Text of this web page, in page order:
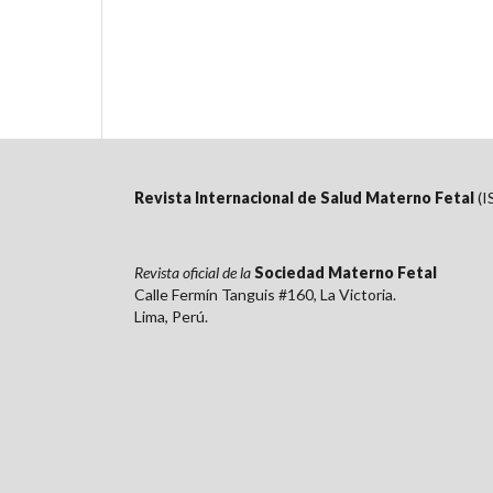
Revista Internacional de Salud Materno Fetal
Revista oficial de laSociedad Materno Fetal
Calle Fermín Tanguis #160, La Victoria.
Lima, Perú.